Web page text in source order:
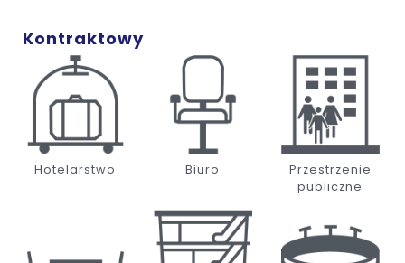
Kontraktowy
Hotelarstwo Biuro
Przestrzenie
publiczne